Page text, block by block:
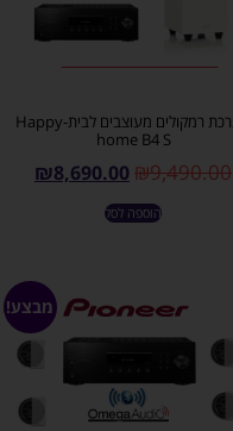
מערכת רמקולים מעוצבים לבית-Happy
home B4 S
₪9,490.00
₪8,690.00
הוספה לסל
מבצע!